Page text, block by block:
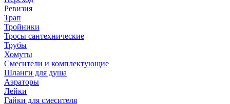
Ревизия
Трап
Тройники
Тросы сантехнические
Трубы
Хомуты
Смесители и комплектующие
Шланги для душа
Аэраторы
Лейки
Гайки для смесителя